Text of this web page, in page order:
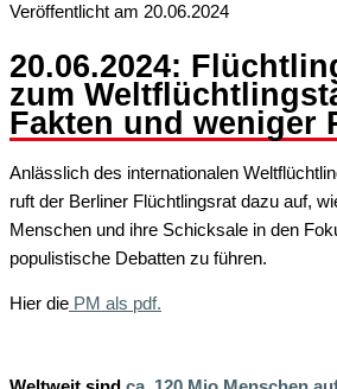
Veröffentlicht am 20.06.2024
20.06.2024:
zum
Fakten und weniger
Anlässlich des internationalen
ruft der Berliner Flüchtlingsrat dazu auf,
Menschen und ihre Schicksale in den
populistische Debatten zu führen.
Hier die PM als pdf.